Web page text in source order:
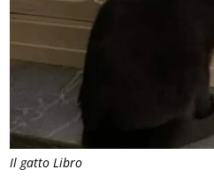
Il gatto Libro